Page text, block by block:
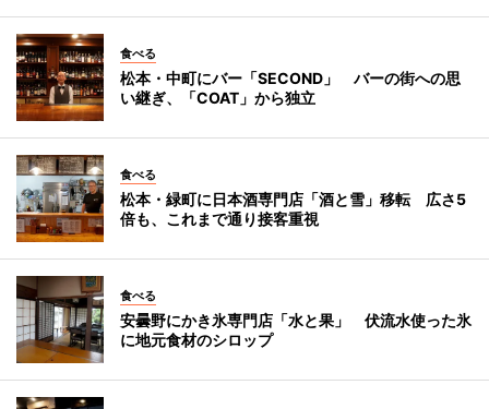
食べる
松本・中町にバー「SECOND」 バーの街への思
い継ぎ、「COAT」から独立
食べる
松本・緑町に日本酒専門店「酒と雪」移転 広さ5
倍も、これまで通り接客重視
食べる
安曇野にかき氷専門店「水と果」 伏流水使った氷
に地元食材のシロップ